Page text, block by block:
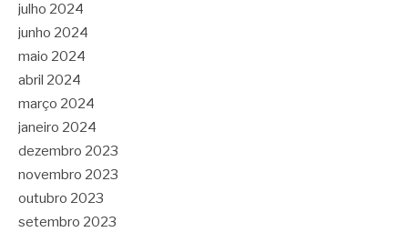
julho 2024
junho 2024
maio 2024
abril 2024
março 2024
janeiro 2024
dezembro 2023
novembro 2023
outubro 2023
setembro 2023